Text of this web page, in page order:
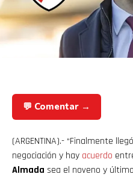
💬 Comentar →
(ARGENTINA).- “Finalmente
negociación y hay acuerdo
Almada sea el noveno y